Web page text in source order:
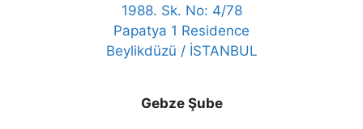
1988. Sk. No: 4/78
Papatya 1 Residence
Beylikdüzü / İSTANBUL
Gebze Şube